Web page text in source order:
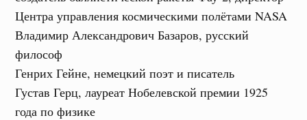
Центра управления космическими полётами NASA
Владимир Александрович Базаров, русский
философ
Генрих Гейне, немецкий поэт и писатель
Густав Герц, лауреат Нобелевской премии 1925
года по физике